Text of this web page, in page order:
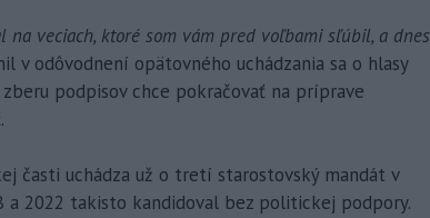
na veciach, ktoré som vám pred voľbami sľúbil, a dnes
v odôvodnení opätovného uchádzania sa o hlasy
podpisov chce pokračovať na príprave
časti uchádza už o tretí starostovský mandát v
a 2022 takisto kandidoval bez politickej podpory.